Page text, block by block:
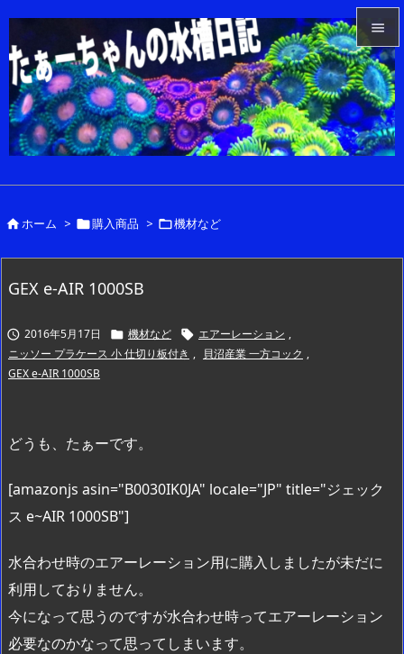


メニュ

サイド


ホーム > 購入商品 > 機材など
GEX e-AIR 1000SB
 2016年5月17日  機材など  エアーレーション ,
ニッソー プラケース 小 仕切り板付き , 貝沼産業 一方コック ,
GEX e-AIR 1000SB
どうも、たぁーです。
[amazonjs asin="B0030IK0JA" locale="JP" title="ジェック
ス e~AIR 1000SB"]
水合わせ時のエアーレーション用に購入しましたが未だに
利用しておりません。
今になって思うのですが水合わせ時ってエアーレーション
必要なのかなって思ってしまいます。